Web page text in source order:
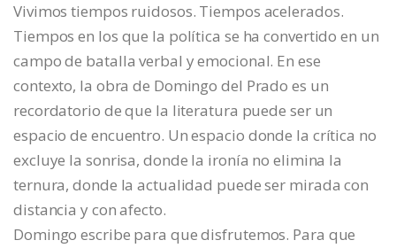
Vivimos tiempos ruidosos. Tiempos acelerados.
Tiempos en los que la política se ha convertido en un
campo de batalla verbal y emocional. En ese
contexto, la obra de Domingo del Prado es un
recordatorio de que la literatura puede ser un
espacio de encuentro. Un espacio donde la crítica no
excluye la sonrisa, donde la ironía no elimina la
ternura, donde la actualidad puede ser mirada con
distancia y con afecto.
Domingo escribe para que disfrutemos. Para que